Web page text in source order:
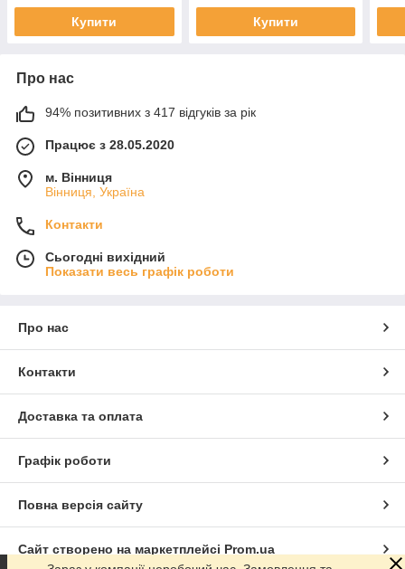
Купити Купити
Про нас
94% позитивних з 417 відгуків за рік
Працює з 28.05.2020
м. Вінниця
Вінниця, Україна
Контакти
Сьогодні вихідний
Показати весь графік роботи
Про нас
Контакти
Доставка та оплата
Графік роботи
Повна версія сайту
Сайт створено на маркетплейсі Prom.ua